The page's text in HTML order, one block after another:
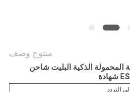
منتوج وصف
المحمولة الذكية البليت شاحن
التردد